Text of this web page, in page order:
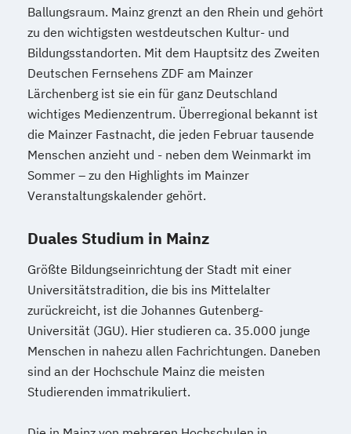
Ballungsraum. Mainz grenzt an den Rhein und gehört
zu den wichtigsten westdeutschen Kultur- und
Bildungsstandorten. Mit dem Hauptsitz des Zweiten
Deutschen Fernsehens ZDF am Mainzer
Lärchenberg ist sie ein für ganz Deutschland
wichtiges Medienzentrum. Überregional bekannt ist
die Mainzer Fastnacht, die jeden Februar tausende
Menschen anzieht und - neben dem Weinmarkt im
Sommer – zu den Highlights im Mainzer
Veranstaltungskalender gehört.
Duales Studium in Mainz
Größte Bildungseinrichtung der Stadt mit einer
Universitätstradition, die bis ins Mittelalter
zurückreicht, ist die Johannes Gutenberg-
Universität (JGU). Hier studieren ca. 35.000 junge
Menschen in nahezu allen Fachrichtungen. Daneben
sind an der Hochschule Mainz die meisten
Studierenden immatrikuliert.